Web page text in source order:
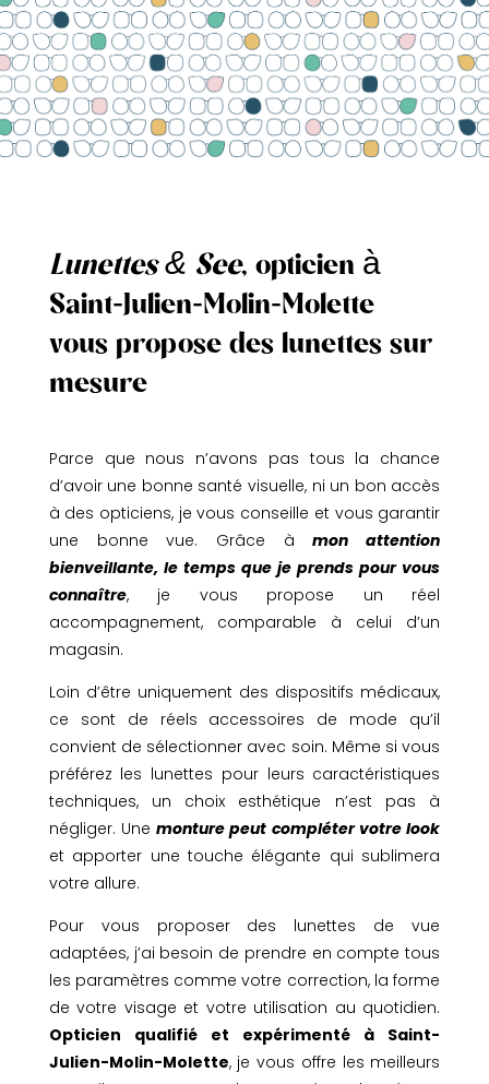
Lunettes & See, opticien à
Saint-Julien-Molin-Molette
vous propose des lunettes sur
mesure
Parce que nous n’avons pas tous la chance
d’avoir une bonne santé visuelle, ni un bon accès
à des opticiens, je vous conseille et vous garantir
une bonne vue. Grâce àmon attention
bienveillante, le temps que je prends pour vous
connaître, je vous propose un réel
accompagnement, comparable à celui d’un
magasin.
Loin d’être uniquement des dispositifs médicaux,
ce sont de réels accessoires de mode qu’il
convient de sélectionner avec soin. Même si vous
préférez les lunettes pour leurs caractéristiques
techniques, un choix esthétique n’est pas à
négliger. Unemonture peut compléter votre look
et apporter une touche élégante qui sublimera
votre allure.
Pour vous proposer des lunettes de vue
adaptées, j’ai besoin de prendre en compte tous
les paramètres comme votre correction, la forme
de votre visage et votre utilisation au quotidien.
Opticien qualifié et expérimenté à Saint-
Julien-Molin-Molette, je vous offre les meilleurs